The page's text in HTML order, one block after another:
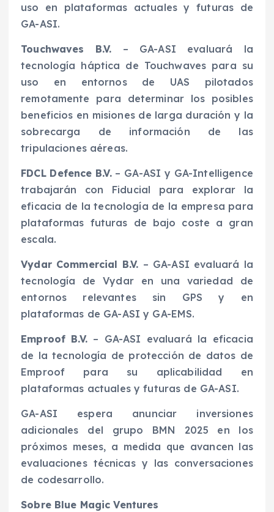
uso en plataformas actuales y futuras de
GA-ASI.
Touchwaves B.V. – GA-ASI evaluará la
tecnología háptica de Touchwaves para su
uso en entornos de UAS pilotados
remotamente para determinar los posibles
beneficios en misiones de larga duración y la
sobrecarga de información de las
tripulaciones aéreas.
FDCL Defence B.V.– GA-ASI y GA-Intelligence
trabajarán con Fiducial para explorar la
eficacia de la tecnología de la empresa para
plataformas futuras de bajo coste a gran
escala.
Vydar Commercial B.V. – GA-ASI evaluará la
tecnología de Vydar en una variedad de
entornos relevantes sin GPS y en
plataformas de GA-ASI y GA-EMS.
Emproof B.V.– GA-ASI evaluará la eficacia
de la tecnología de protección de datos de
Emproof para su aplicabilidad en
plataformas actuales y futuras de GA-ASI.
GA-ASI espera anunciar inversiones
adicionales del grupo BMN 2025 en los
próximos meses, a medida que avancen las
evaluaciones técnicas y las conversaciones
de codesarrollo.
Sobre Blue Magic Ventures